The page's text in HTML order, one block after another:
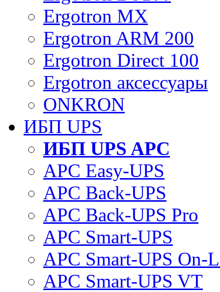
Ergotron MX
Ergotron ARM 200
Ergotron Direct 100
Ergotron аксессуары
ONKRON
ИБП UPS
ИБП UPS APC
APC Easy-UPS
APC Back-UPS
APC Back-UPS Pro
APC Smart-UPS
APC Smart-UPS On-
APC Smart-UPS VT